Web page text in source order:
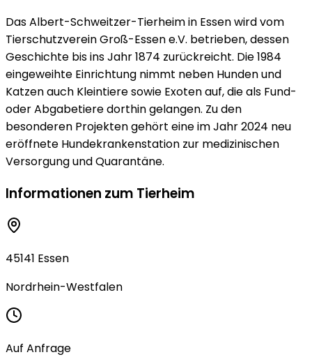
Das Albert-Schweitzer-Tierheim in Essen wird vom
Tierschutzverein Groß-Essen e.V. betrieben, dessen
Geschichte bis ins Jahr 1874 zurückreicht. Die 1984
eingeweihte Einrichtung nimmt neben Hunden und
Katzen auch Kleintiere sowie Exoten auf, die als Fund-
oder Abgabetiere dorthin gelangen. Zu den
besonderen Projekten gehört eine im Jahr 2024 neu
eröffnete Hundekrankenstation zur medizinischen
Versorgung und Quarantäne.
Informationen zum Tierheim
45141 Essen
Nordrhein-Westfalen
Auf Anfrage